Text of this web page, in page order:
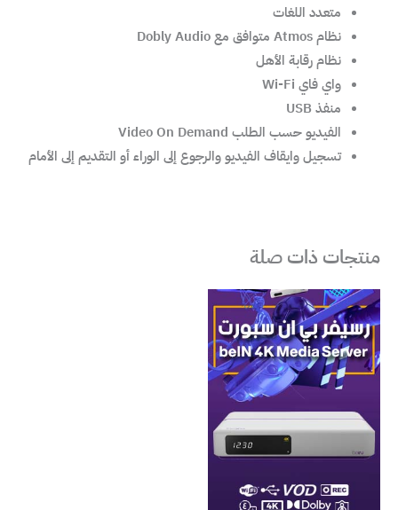
متعدد اللغات
نظام Atmos متوافق مع Dobly Audio
نظام رقابة الأهل
واي فاي Wi-Fi
منفذ USB
الفيديو حسب الطلب Video On Demand
تسجيل وايقاف الفيديو والرجوع إلى الوراء أو التقديم إلى الأمام
منتجات ذات صلة